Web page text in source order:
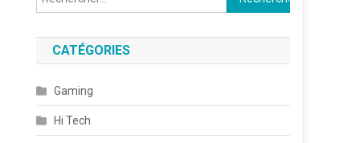
CATÉGORIES
Gaming
Hi Tech